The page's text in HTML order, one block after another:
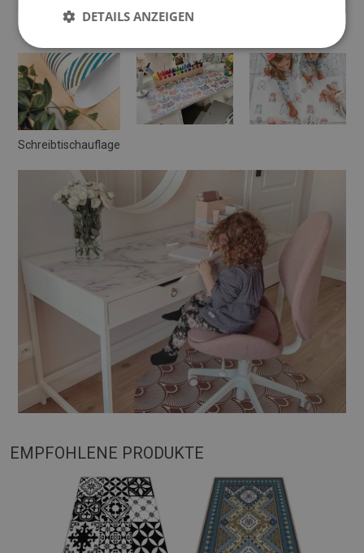
Schreibtischauflage
EMPFOHLENE PRODUKTE
DETAILS ANZEIGEN